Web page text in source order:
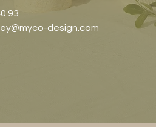
93
design.com